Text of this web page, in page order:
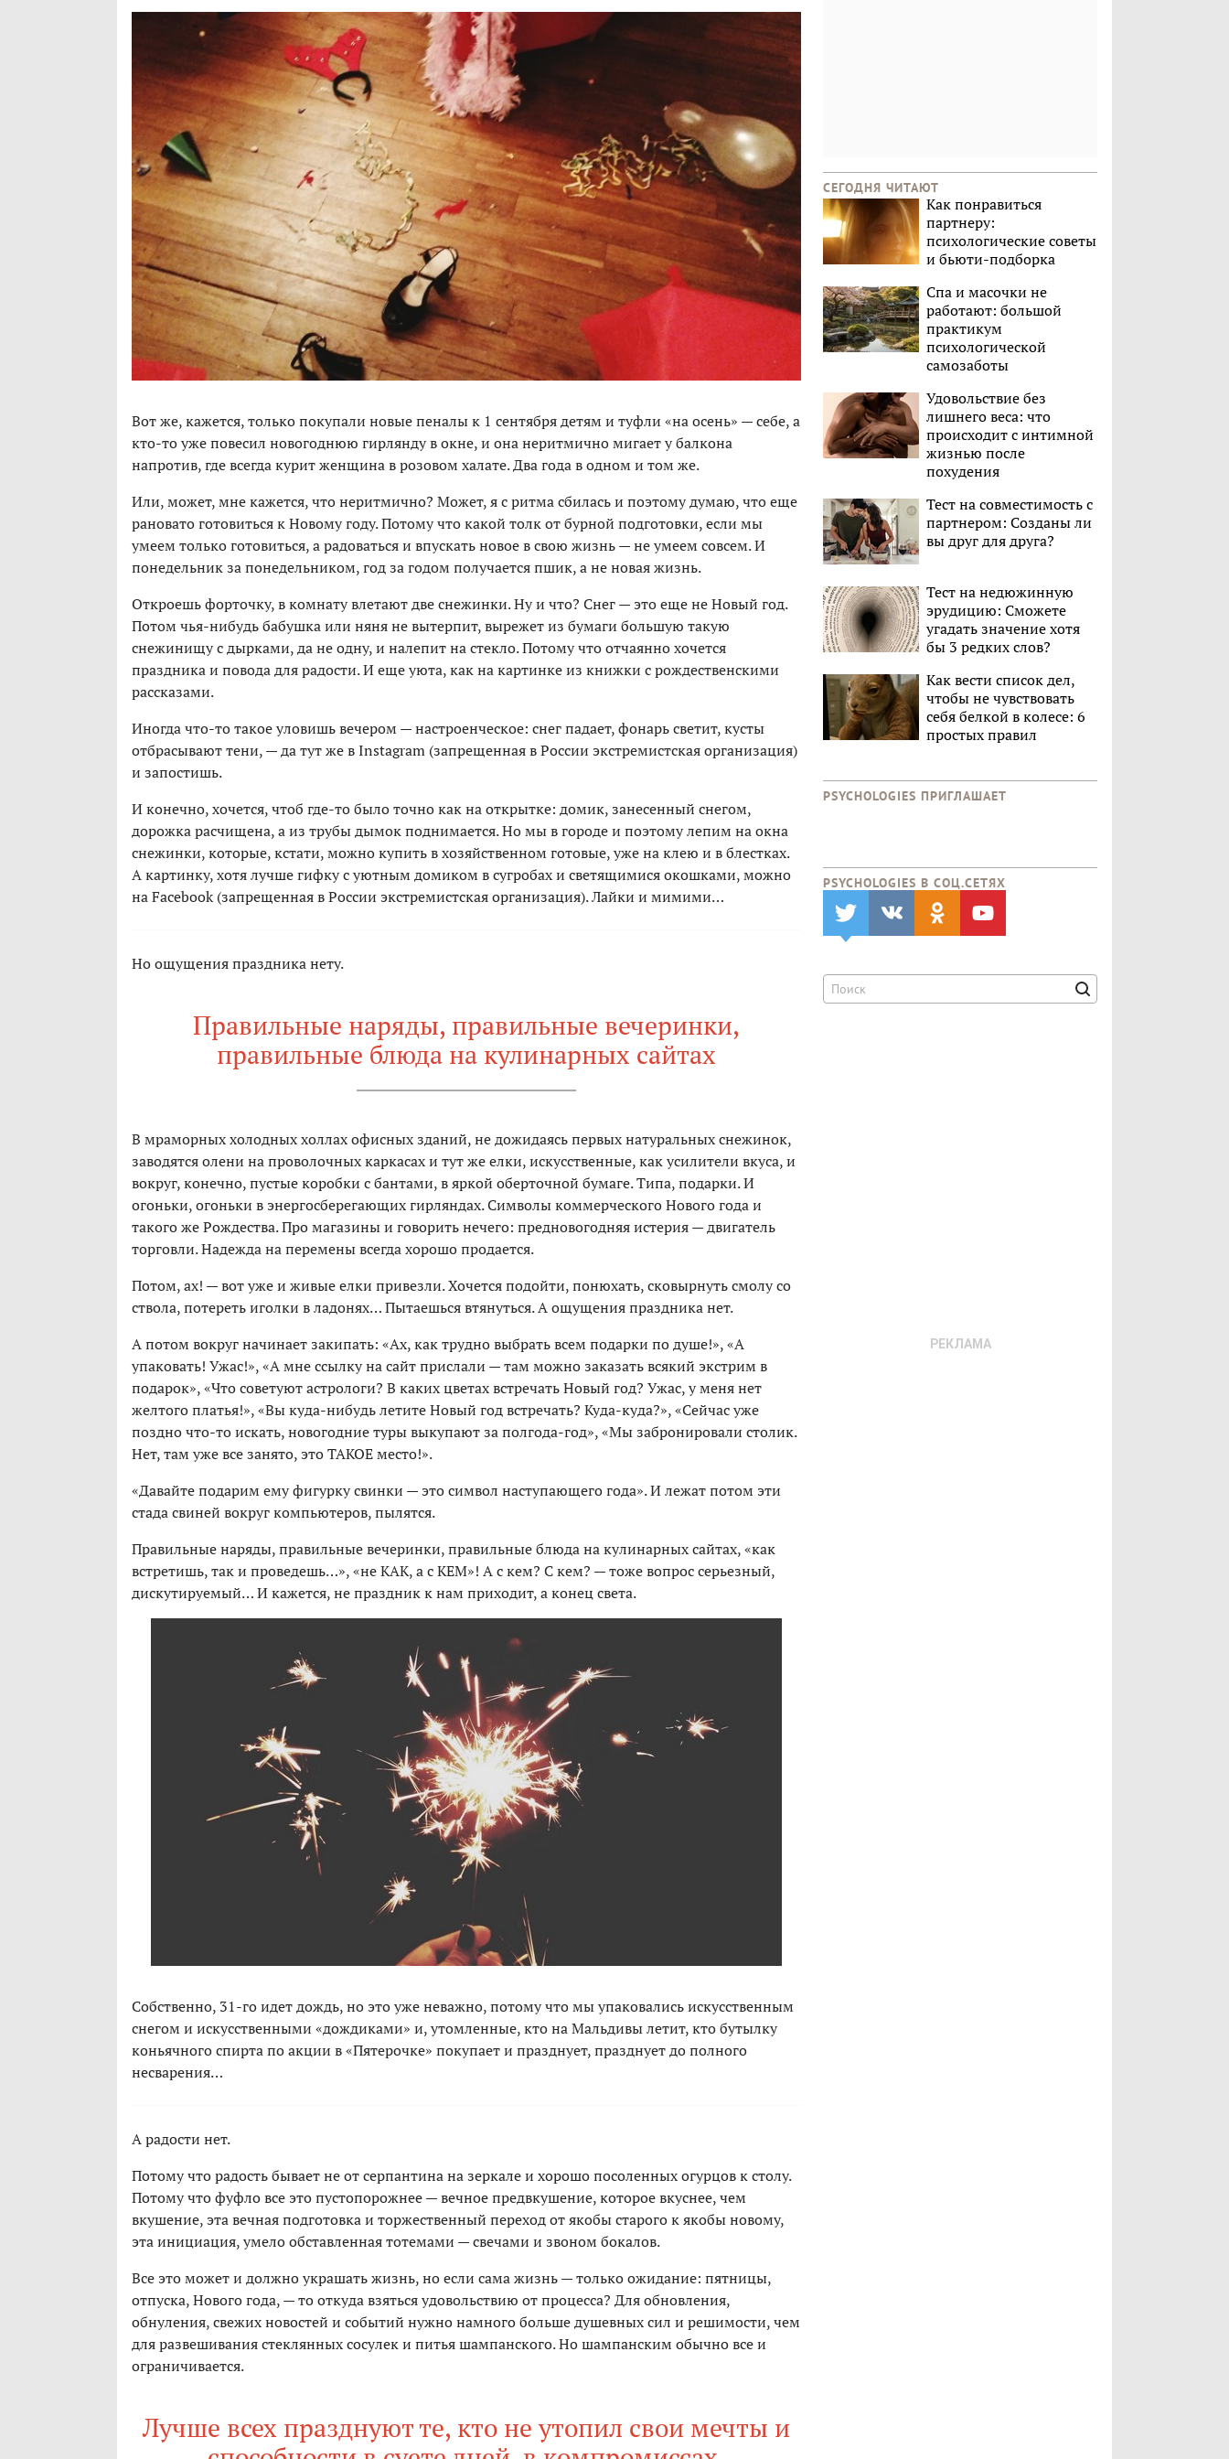
Вот же, кажется, только покупали новые пеналы к 1 сентября детям и туфли «на осень» — себе, а
кто-то уже повесил новогоднюю гирлянду в окне, и она неритмично мигает у балкона
напротив, где всегда курит женщина в розовом халате. Два года в одном и том же.
Или, может, мне кажется, что неритмично? Может, я с ритма сбилась и поэтому думаю, что еще
рановато готовиться к Новому году. Потому что какой толк от бурной подготовки, если мы
умеем только готовиться, а радоваться и впускать новое в свою жизнь — не умеем совсем. И
понедельник за понедельником, год за годом получается пшик, а не новая жизнь.
Откроешь форточку, в комнату влетают две снежинки. Ну и что? Снег — это еще не Новый год.
Потом чья-нибудь бабушка или няня не вытерпит, вырежет из бумаги большую такую
снежинищу с дырками, да не одну, и налепит на стекло. Потому что отчаянно хочется
праздника и повода для радости. И еще уюта, как на картинке из книжки с рождественскими
рассказами.
Иногда что-то такое уловишь вечером — настроенческое: снег падает, фонарь светит, кусты
отбрасывают тени, — да тут же в Instagram (запрещенная в России экстремистская организация)
и запостишь.
И конечно, хочется, чтоб где-то было точно как на открытке: домик, занесенный снегом,
дорожка расчищена, а из трубы дымок поднимается. Но мы в городе и поэтому лепим на окна
снежинки, которые, кстати, можно купить в хозяйственном готовые, уже на клею и в блестках.
А картинку, хотя лучше гифку с уютным домиком в сугробах и светящимися окошками, можно
на Facebook (запрещенная в России экстремистская организация). Лайки и мимими…
Но ощущения праздника нету.
Правильные наряды, правильные вечеринки,
правильные блюда на кулинарных сайтах
В мраморных холодных холлах офисных зданий, не дожидаясь первых натуральных снежинок,
заводятся олени на проволочных каркасах и тут же елки, искусственные, как усилители вкуса, и
вокруг, конечно, пустые коробки с бантами, в яркой оберточной бумаге. Типа, подарки. И
огоньки, огоньки в энергосберегающих гирляндах. Символы коммерческого Нового года и
такого же Рождества. Про магазины и говорить нечего: предновогодняя истерия — двигатель
торговли. Надежда на перемены всегда хорошо продается.
Потом, ах! — вот уже и живые елки привезли. Хочется подойти, понюхать, сковырнуть смолу со
ствола, потереть иголки в ладонях… Пытаешься втянуться. А ощущения праздника нет.
А потом вокруг начинает закипать: «Ах, как трудно выбрать всем подарки по душе!», «А
упаковать! Ужас!», «А мне ссылку на сайт прислали — там можно заказать всякий экстрим в
подарок», «Что советуют астрологи? В каких цветах встречать Новый год? Ужас, у меня нет
желтого платья!», «Вы куда-нибудь летите Новый год встречать? Куда-куда?», «Сейчас уже
поздно что-то искать, новогодние туры выкупают за полгода-год», «Мы забронировали столик.
Нет, там уже все занято, это ТАКОЕ место!».
«Давайте подарим ему фигурку свинки — это символ наступающего года». И лежат потом эти
стада свиней вокруг компьютеров, пылятся.
Правильные наряды, правильные вечеринки, правильные блюда на кулинарных сайтах, «как
встретишь, так и проведешь…», «не КАК, а с КЕМ»! А с кем? С кем? — тоже вопрос серьезный,
дискутируемый… И кажется, не праздник к нам приходит, а конец света.
Собственно, 31-го идет дождь, но это уже неважно, потому что мы упаковались искусственным
снегом и искусственными «дождиками» и, утомленные, кто на Мальдивы летит, кто бутылку
коньячного спирта по акции в «Пятерочке» покупает и празднует, празднует до полного
несварения…
А радости нет.
Потому что радость бывает не от серпантина на зеркале и хорошо посоленных огурцов к столу.
Потому что фуфло все это пустопорожнее — вечное предвкушение, которое вкуснее, чем
вкушение, эта вечная подготовка и торжественный переход от якобы старого к якобы новому,
эта инициация, умело обставленная тотемами — свечами и звоном бокалов.
Все это может и должно украшать жизнь, но если сама жизнь — только ожидание: пятницы,
отпуска, Нового года, — то откуда взяться удовольствию от процесса? Для обновления,
обнуления, свежих новостей и событий нужно намного больше душевных сил и решимости, чем
для развешивания стеклянных сосулек и питья шампанского. Но шампанским обычно все и
ограничивается.
Лучше всех празднуют те, кто не утопил свои мечты и
СЕГОДНЯ ЧИТАЮТ
Как понравиться
партнеру:
психологические советы
и бьюти-подборка
Спа и масочки не
работают: большой
практикум
психологической
самозаботы
Удовольствие без
лишнего веса: что
происходит с интимной
жизнью после
похудения
Тест на совместимость с
партнером: Созданы ли
вы друг для друга?
Тест на недюжинную
эрудицию: Сможете
угадать значение хотя
бы 3 редких слов?
Как вести список дел,
чтобы не чувствовать
себя белкой в колесе: 6
простых правил
PSYCHOLOGIES ПРИГЛАШАЕТ
PSYCHOLOGIES В CОЦ.СЕТЯХ